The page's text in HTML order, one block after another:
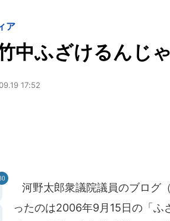
ア
竹中ふざけるんじ
17:52
河野太郎衆議院議員のブログ
ったのは2006年9月15日の「ふ